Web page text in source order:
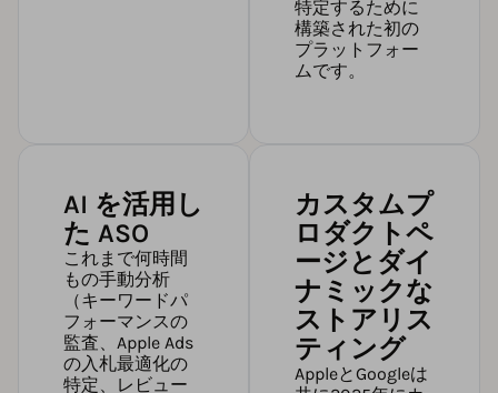
特定するために
構築された初の
プラットフォー
ムです。
AI を活用し
た ASO
これまで何時間
もの手動分析
（キーワードパ
フォーマンスの
監査、Apple Ads
の入札最適化の
特定、レビュー
カスタムプ
ロダクトペ
ージとダイ
ナミックな
ストアリス
ティング
AppleとGoogleは